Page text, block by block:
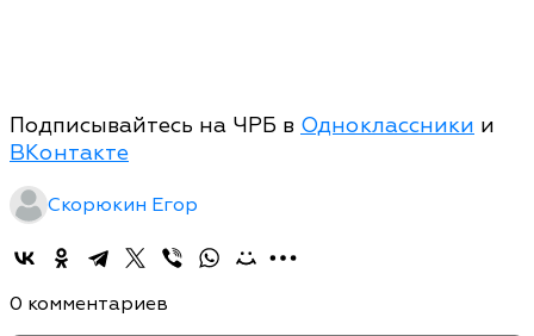
Подписывайтесь на ЧРБ в Одноклассники и
ВКонтакте
Скорюкин Егор
0 комментариев